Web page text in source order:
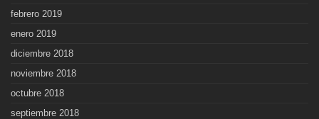
febrero 2019
enero 2019
diciembre 2018
noviembre 2018
octubre 2018
septiembre 2018